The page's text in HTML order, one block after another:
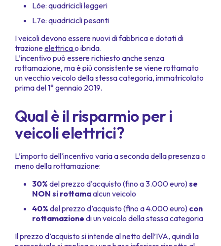
L6e: quadricicli leggeri
L7e: quadricicli pesanti
I veicoli devono essere nuovi di fabbrica e dotati di
trazioneelettricao ibrida.
L’incentivo può essere richiesto anche senza
rottamazione, ma è più consistente se viene rottamato
un vecchio veicolo della stessa categoria, immatricolato
prima del 1° gennaio 2019.
Qual è il risparmio per i
veicoli elettrici?
L’importo dell’incentivo varia a seconda della presenza o
meno della rottamazione:
30% del prezzo d’acquisto (fino a 3.000 euro)se
NON si rottamaalcun veicolo
40% del prezzo d’acquisto (fino a 4.000 euro) con
rottamazione di un veicolo della stessa categoria
Il prezzo d’acquisto si intende al netto dell’IVA, quindi la